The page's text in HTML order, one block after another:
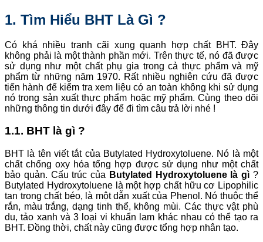
1. Tìm Hiểu BHT Là Gì ?
Có khá nhiều tranh cãi xung quanh hợp chất BHT. Đây
không phải là một thành phần mới. Trên thực tế, nó đã được
sử dụng như một chất phụ gia trong cả thực phẩm và mỹ
phẩm từ những năm 1970. Rất nhiều nghiên cứu đã được
tiến hành để kiểm tra xem liệu có an toàn không khi sử dụng
nó trong sản xuất thực phẩm hoặc mỹ phẩm. Cùng theo dõi
những thông tin dưới đây để đi tìm câu trả lời nhé !
1.1. BHT là gì ?
BHT là tên viết tắt của Butylated Hydroxytoluene. Nó là một
chất chống oxy hóa tổng hợp được sử dụng như một chất
bảo quản. Cấu trúc của Butylated Hydroxytoluene là gì ?
Butylated Hydroxytoluene là một hợp chất hữu cơ Lipophilic
tan trong chất béo, là một dẫn xuất của Phenol. Nó thuộc thể
rắn, màu trắng, dạng tinh thể, không mùi. Các thực vật phù
du, tảo xanh và 3 loại vi khuẩn lam khác nhau có thể tạo ra
BHT. Đồng thời, chất này cũng được tổng hợp nhân tạo.